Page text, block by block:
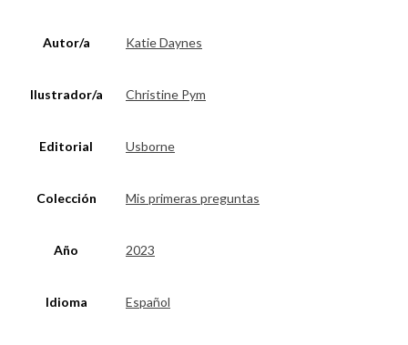
Autor/a Katie Daynes
Ilustrador/a Christine Pym
Editorial Usborne
Colección Mis primeras preguntas
Año 2023
Idioma Español